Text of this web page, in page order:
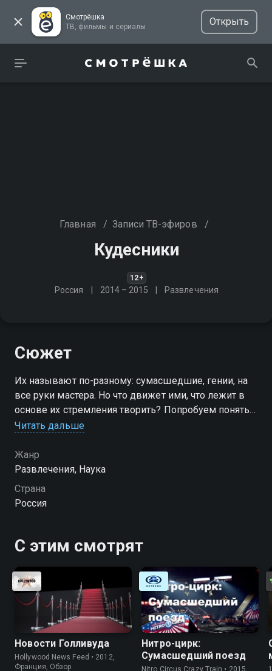
Смотрёшка
ТВ, фильмы и сериалы
Открыть
Главная / Записи ТВ-эфиров /
Кудесники
12+
Россия 2014 – 2015 Развлечения
Сюжет
Их называют по-разному: сумасшедшие, гении, на
все руки мастера. Но что движет ими, что лежит в
основе их стремления творить? Попробуем понять
эту особую касту людей, порой незаметно
Читать дальше
Жанр
Развлечения, Наука
Страна
Россия
С этим смотрят
Новости Голливуда
Hollywood News Feed • 2012,
Франция, Обзор
Нитро-цирк:
Сумасшедший поезд
Nitro Circus Crazy Train • 2015,